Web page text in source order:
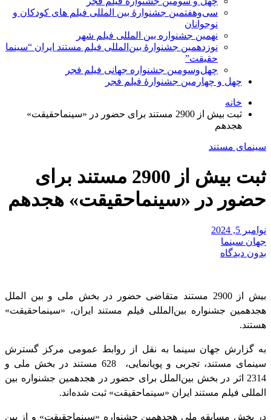
سی‌وهفتمین جشنوارۀ بین المللی فیلم های کودکان و
نوجوانان
نهمین جشنواره بین المللی فیلم شهر
نوزدهمین جشنوارۀ بین‌المللی فیلم مستند ایران “سینما
حقیقت”
چهل‌وسومین جشنواره جهانی فیلم فجر
چهل و چهارمین جشنوارۀ فیلم فجر
خانه
ثبت‌ بیش از 2900 مستند برای حضور در «سینماحقیقت»
هجدهم
سینمای مستند
ثبت‌ بیش از 2900 مستند برای
حضور در «سینماحقیقت» هجدهم
نوامبر 5, 2024
جهان سینما
بدون دیدگاه
بیش از 2900 مستند متقاضی حضور در بخش ملی و بین الملل
هجدهمین جشنواره بین‌المللی فیلم مستند ایران، «سینماحقیقت»
هستند.
به گزارش جهان سینما به نقل از روابط عمومی مرکز گسترش
سینمای مستند، تجربی و پویانمایی، 628 مستند در بخش ملی و
2314 اثر در بخش بین‌الملل برای حضور در هجدهمین جشنواره بین
المللی فیلم مستند ایران «سینماحقیقت» ثبت‌ شده‌اند.
در بخش مسابقه ملی هجدهمین جشنواره «سینماحقیقت» و از بین